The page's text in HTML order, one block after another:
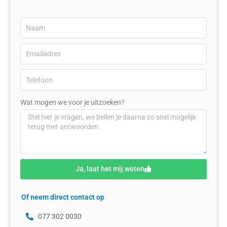
Wat mogen we voor je uitzoeken?
Ja, laat het mij weten
Of neem direct contact op
077 302 0030